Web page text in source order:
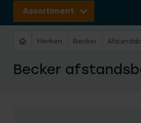
Assortiment
Merken Becker
Becker